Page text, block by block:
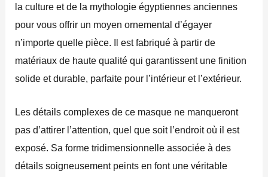
la culture et de la mythologie égyptiennes anciennes
pour vous offrir un moyen ornemental d’égayer
n’importe quelle pièce. Il est fabriqué à partir de
matériaux de haute qualité qui garantissent une finition
solide et durable, parfaite pour l’intérieur et l’extérieur.
Les détails complexes de ce masque ne manqueront
pas d’attirer l’attention, quel que soit l’endroit où il est
exposé. Sa forme tridimensionnelle associée à des
détails soigneusement peints en font une véritable